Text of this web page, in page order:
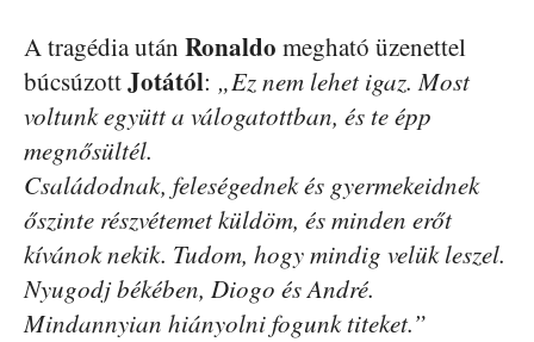
A tragédia után Ronaldo megható üzenettel
búcsúzottJotától: „Ez nem lehet igaz. Most
voltunk együtt a válogatottban, és te épp
megnősültél.
Családodnak, feleségednek és gyermekeidnek
őszinte részvétemet küldöm, és minden erőt
kívánok nekik. Tudom, hogy mindig velük leszel.
Nyugodj békében, Diogo és André.
Mindannyian hiányolni fogunk titeket.”